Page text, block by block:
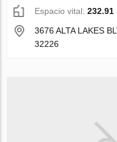
Espacio vital:232.91
3676 ALTA LAKES
32226